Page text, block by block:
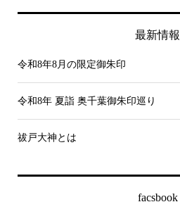
最新情報
令和8年8月の限定御朱印
令和8年 夏詣 奥千葉御朱印巡り
祓戸大神とは
facsbook